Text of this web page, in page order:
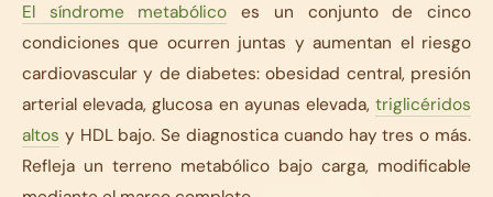
El síndrome metabólico es un conjunto de cinco
condiciones que ocurren juntas y aumentan el riesgo
cardiovascular y de diabetes: obesidad central, presión
arterial elevada, glucosa en ayunas elevada, triglicéridos
altos y HDL bajo. Se diagnostica cuando hay tres o más.
Refleja un terreno metabólico bajo carga, modificable